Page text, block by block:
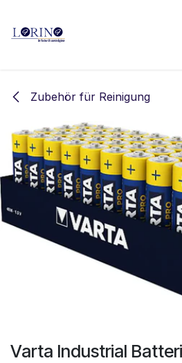
Zubehör für Reinigung
Varta Industrial